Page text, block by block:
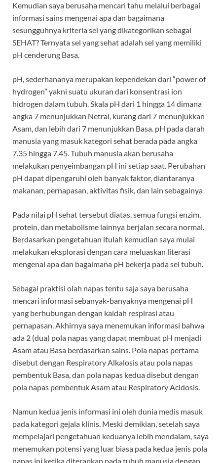
Kemudian saya berusaha mencari tahu melalui berbagai
informasi sains mengenai apa dan bagaimana
sesungguhnya kriteria sel yang dikategorikan sebagai
SEHAT? Ternyata sel yang sehat adalah sel yang memiliki
pH cenderung Basa.
pH, sederhananya merupakan kependekan dari “power of
hydrogen” yakni suatu ukuran dari konsentrasi ion
hidrogen dalam tubuh. Skala pH dari 1 hingga 14 dimana
angka 7 menunjukkan Netral, kurang dari 7 menunjukkan
Asam, dan lebih dari 7 menunjukkan Basa. pH pada darah
manusia yang masuk kategori sehat berada pada angka
7.35 hingga 7.45. Tubuh manusia akan berusaha
melakukan penyeimbangan pH ini setiap saat. Perubahan
pH dapat dipengaruhi oleh banyak faktor, diantaranya
makanan, pernapasan, aktivitas fisik, dan lain sebagainya
Pada nilai pH sehat tersebut diatas, semua fungsi enzim,
protein, dan metabolisme lainnya berjalan secara normal.
Berdasarkan pengetahuan itulah kemudian saya mulai
melakukan eksplorasi dengan cara meluaskan literasi
mengenai apa dan bagaimana pH bekerja pada sel tubuh.
Sebagai praktisi olah napas tentu saja saya berusaha
mencari informasi sebanyak-banyaknya mengenai pH
yang berhubungan dengan kaidah respirasi atau
pernapasan. Akhirnya saya menemukan informasi bahwa
ada 2 (dua) pola napas yang dapat membuat pH menjadi
Asam atau Basa berdasarkan sains. Pola napas pertama
disebut dengan Respiratory Alkalosis atau pola napas
pembentuk Basa, dan pola napas kedua disebut dengan
pola napas pembentuk Asam atau Respiratory Acidosis.
Namun kedua jenis informasi ini oleh dunia medis masuk
pada kategori gejala klinis. Meski demikian, setelah saya
mempelajari pengetahuan keduanya lebih mendalam, saya
menemukan potensi yang luar biasa pada kedua jenis pola
napas ini ketika diterapkan pada tubuh manusia dengan